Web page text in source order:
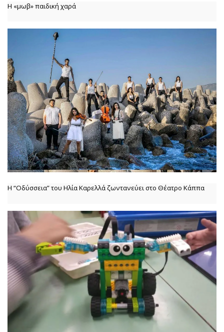
Η «μωβ» παιδική χαρά
Η “Οδύσσεια” του Ηλία Καρελλά ζωντανεύει στο Θέατρο Κάππα